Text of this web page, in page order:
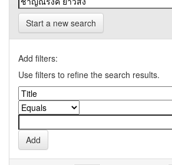
Start a new search
Add filters:
Use filters to refine the search results.